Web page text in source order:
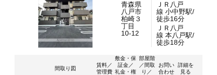
青森県
八戸市
柏崎３
丁目
10-12
ＪＲ八戸
線 小中野駅/
徒歩16分
ＪＲ八戸
線 本八戸駅/
徒歩18分
間取り図
賃料／
管理費
敷金・保
証金／
礼金・権
部屋階
／間取
り／
お問い
合わせ
詳細を
見る